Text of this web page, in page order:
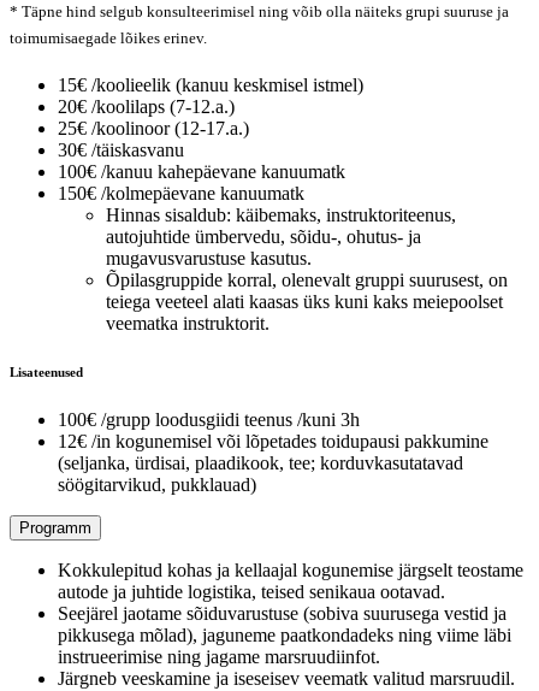
* Täpne hind selgub konsulteerimisel ning võib olla näiteks grupi suuruse ja
toimumisaegade lõikes erinev.
15€ /koolieelik (kanuu keskmisel istmel)
20€ /koolilaps (7-12.a.)
25€ /koolinoor (12-17.a.)
30€ /täiskasvanu
100€ /kanuu kahepäevane kanuumatk
150€ /kolmepäevane kanuumatk
Hinnas sisaldub: käibemaks, instruktoriteenus,
autojuhtide ümbervedu, sõidu-, ohutus- ja
mugavusvarustuse kasutus.
Õpilasgruppide korral, olenevalt gruppi suurusest, on
teiega veeteel alati kaasas üks kuni kaks meiepoolset
veematka instruktorit.
Lisateenused
100€ /grupp loodusgiidi teenus /kuni 3h
12€ /in kogunemisel või lõpetades toidupausi pakkumine
(seljanka, ürdisai, plaadikook, tee; korduvkasutatavad
söögitarvikud, pukklauad)
Programm
Kokkulepitud kohas ja kellaajal kogunemise järgselt teostame
autode ja juhtide logistika, teised senikaua ootavad.
Seejärel jaotame sõiduvarustuse (sobiva suurusega vestid ja
pikkusega mõlad), jaguneme paatkondadeks ning viime läbi
instrueerimise ning jagame marsruudiinfot.
Järgneb veeskamine ja iseseisev veematk valitud marsruudil.